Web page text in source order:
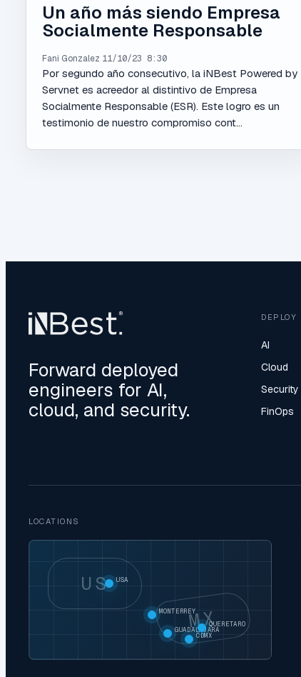
Un año más siendo Empresa
Socialmente Responsable
Fani Gonzalez 11/10/23 8:30
Por segundo año consecutivo, la iNBest Powered by
Servnet es acreedor al distintivo de Empresa
Socialmente Responsable (ESR). Este logro es un
testimonio de nuestro compromiso cont...
Forward deployed
engineers for AI,
cloud, and security.
DEPLOY
AI
Cloud
Security
FinOps
LOCATIONS
US
MX
USA
MONTERREY
GUADALAJARA
CDMX
QUERETARO